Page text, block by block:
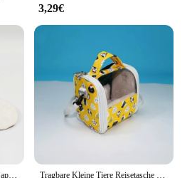
3,29€
Tragbare Haustier Vogel träger Papagei Transport käfig Kleintier träger Outdoor Vogel Zubehör Meers chweinchen Käfig Reisetasche Tragbare Kleine Tiere Reisetasche Vogel Träger Plüsch Winter Warme Haustier Papagei Guinea Pig Bunny Ratte Hamster Rucksack Leichte